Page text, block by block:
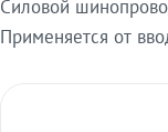
Силовой
Применяется от